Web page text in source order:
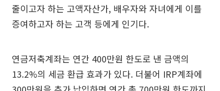
줄이고자 하는 고액자산가, 배우자와 자녀에게 이를
증여하고자 하는 고객 등에게 인기다.
연금저축계좌는 연간 400만원 한도로 낸 금액의
13.2%의 세금 환급 효과가 있다. 더불어 IRP계좌에